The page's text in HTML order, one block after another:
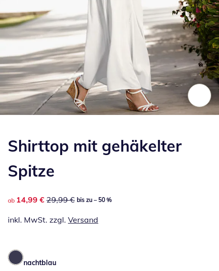
Shirttop mit gehäkelter
Spitze
reduzierter Preis 14,99 €, vorheriger Preis: 29,99 €
ab 14,99 € 29,99 € bis zu – 50 %
inkl. MwSt. zzgl. Versand
nachtblau